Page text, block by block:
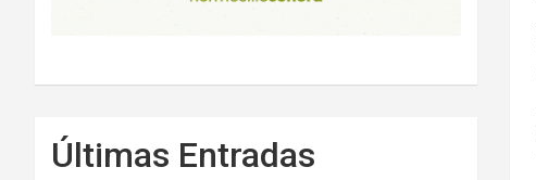
Últimas Entradas